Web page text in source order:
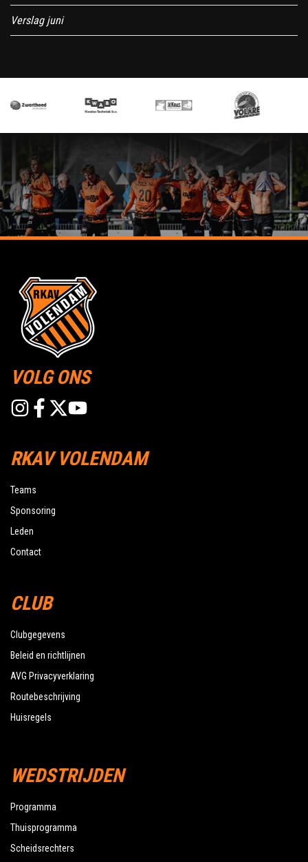
Verslag juni
VOLG ONS
RKAV VOLENDAM
Teams
Sponsoring
Leden
Contact
CLUB
Clubgegevens
Beleid en richtlijnen
AVG Privacyverklaring
Routebeschrijving
Huisregels
WEDSTRIJDEN
Programma
Thuisprogramma
Scheidsrechters